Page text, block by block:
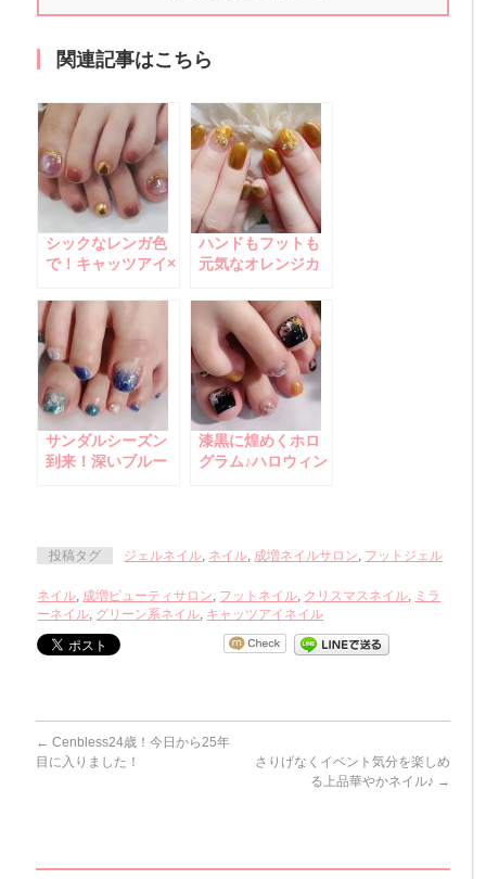
関連記事はこちら
シックなレンガ色
で！キャッツアイ×
フットネイル
ハンドもフットも
元気なオレンジカ
サンダルシーズン
到来！深いブルー
漆黒に煌めくホロ
グラム♪ハロウィン
投稿タグ ジェルネイル ネイル 成増ネイルサロン フットジェル
ネイル 成増ビューティサロン フットネイル クリスマスネイル
ミラ
ーネイル グリーン系ネイル キャッツアイネイル
← Cenbless24歳！今日から25年
目に入りました！
さりげなくイベント気分を楽しめ
る上品華やかネイル♪ →